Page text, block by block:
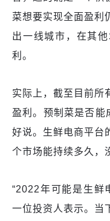
菜想要实现全面盈利
出一线城市，在其
利。
实际上，截至目前所
盈利。预制菜是否能
好说。生鲜电商平台
个市场能持续多久，
“2022年可能是生鲜
一位投资人表示。当